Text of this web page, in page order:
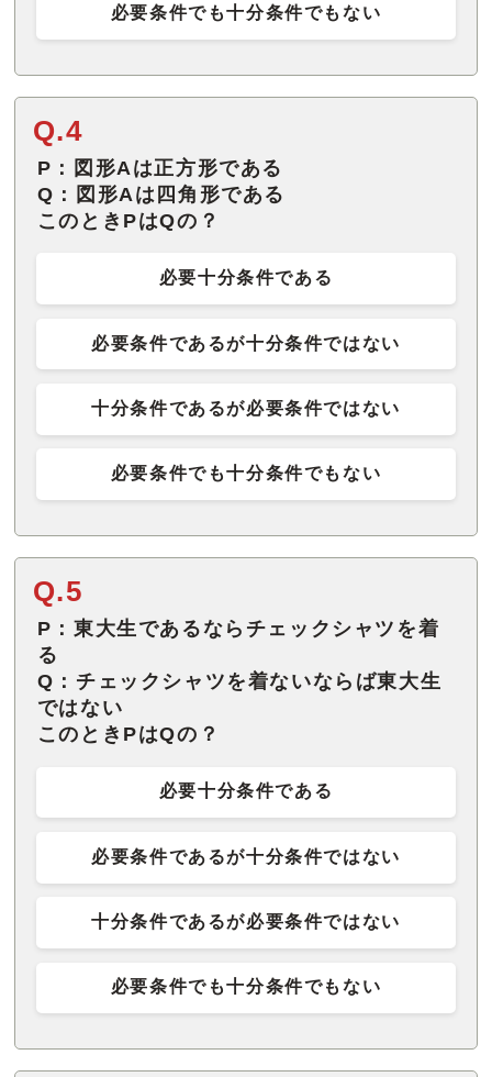
必要条件でも十分条件でもない
Q.4
P：図形Aは正方形である
Q：図形Aは四角形である
このときPはQの？
必要十分条件である
必要条件であるが十分条件ではない
十分条件であるが必要条件ではない
必要条件でも十分条件でもない
Q.5
P：東大生であるならチェックシャツを着
る
Q：チェックシャツを着ないならば東大生
ではない
このときPはQの？
必要十分条件である
必要条件であるが十分条件ではない
十分条件であるが必要条件ではない
必要条件でも十分条件でもない